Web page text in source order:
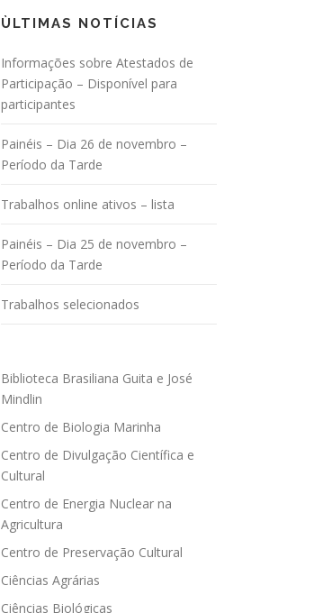
ÙLTIMAS NOTÍCIAS
Informações sobre Atestados de
Participação – Disponível para
participantes
Painéis – Dia 26 de novembro –
Período da Tarde
Trabalhos online ativos – lista
Painéis – Dia 25 de novembro –
Período da Tarde
Trabalhos selecionados
Biblioteca Brasiliana Guita e José
Mindlin
Centro de Biologia Marinha
Centro de Divulgação Científica e
Cultural
Centro de Energia Nuclear na
Agricultura
Centro de Preservação Cultural
Ciências Agrárias
Ciências Biológicas